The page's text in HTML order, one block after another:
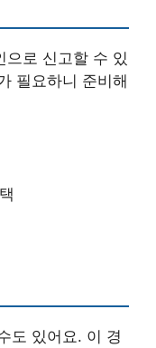
으로 신고할 수 있
필요하니 준비해
도 있어요. 이 경